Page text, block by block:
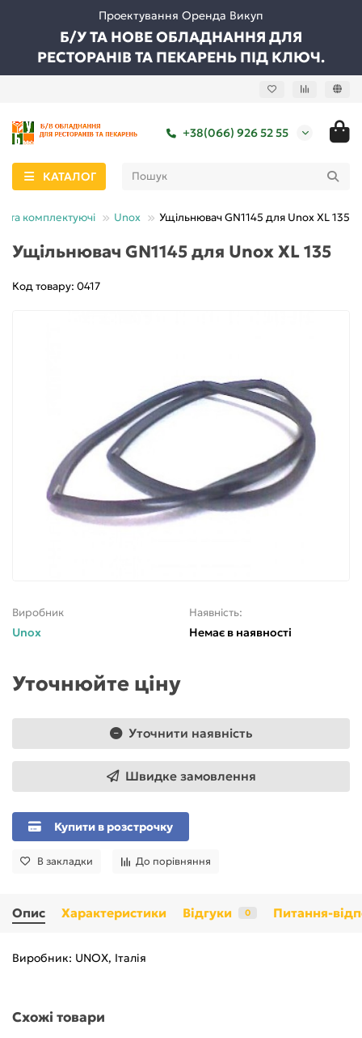
Проектування Оренда Викуп
Б/У ТА НОВЕ ОБЛАДНАННЯ ДЛЯ
РЕСТОРАНІВ ТА ПЕКАРЕНЬ ПІД КЛЮЧ.
+38(066) 926 52 55
КАТАЛОГ
та комплектуючі Unox Ущільнювач GN1145 для Unox XL 135
Ущільнювач GN1145 для Unox XL 135
Код товару: 0417
Виробник
Unox
Наявність:
Немає в наявності
Уточнюйте ціну
Уточнити наявність
Швидке замовлення
Купити в розстрочку
В закладки До порівняння
Опис Характеристики Відгуки 0 Питання-
Виробник: UNOX, Італія
Схожі товари